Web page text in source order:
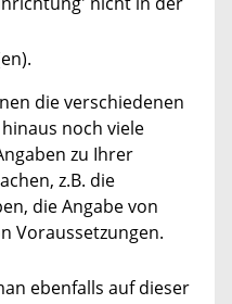
die verschiedenen
noch viele
zu Ihrer
z.B. die
die Angabe von
Voraussetzungen.
ebenfalls auf dieser